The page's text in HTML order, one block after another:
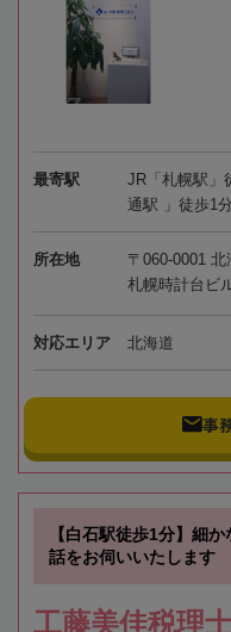
最寄駅
JR「札幌駅」
通駅 」徒歩1分
所在地
〒060-0001
札幌時計台ビ
対応エリア 北海道
事
【白石駅徒歩1分】細
話をお伺いいたします
工藤美佳税理